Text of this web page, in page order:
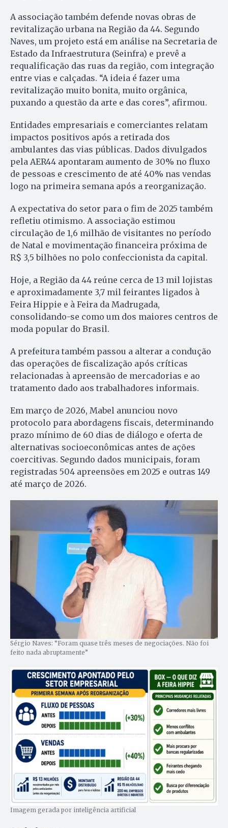
A associação também defende novas obras de
revitalização urbana na Região da 44. Segundo
Naves, um projeto está em análise na Secretaria de
Estado da Infraestrutura (Seinfra) e prevê a
requalificação das ruas da região, com integração
entre vias e calçadas. “A ideia é fazer uma
revitalização muito bonita, muito orgânica,
puxando a questão da arte e das cores”, afirmou.
Entidades empresariais e comerciantes relatam
impactos positivos após a retirada dos
ambulantes das vias públicas. Dados divulgados
pela AER44 apontaram aumento de 30% no fluxo
de pessoas e crescimento de até 40% nas vendas
logo na primeira semana após a reorganização.
A expectativa do setor para o fim de 2025 também
refletiu otimismo. A associação estimou
circulação de 1,6 milhão de visitantes no período
de Natal e movimentação financeira próxima de
R$ 3,5 bilhões no polo confeccionista da capital.
Hoje, a Região da 44 reúne cerca de 13 mil lojistas
e aproximadamente 3,7 mil feirantes ligados à
Feira Hippie e à Feira da Madrugada,
consolidando-se como um dos maiores centros de
moda popular do Brasil.
A prefeitura também passou a alterar a condução
das operações de fiscalização após críticas
relacionadas à apreensão de mercadorias e ao
tratamento dado aos trabalhadores informais.
Em março de 2026, Mabel anunciou novo
protocolo para abordagens fiscais, determinando
prazo mínimo de 60 dias de diálogo e oferta de
alternativas socioeconômicas antes de ações
coercitivas. Segundo dados municipais, foram
registradas 504 apreensões em 2025 e outras 149
até março de 2026.
Sérgio Naves: “Foram quase três meses de negociações. Não foi
feito nada abruptamente”
Imagem gerada por inteligência artificial